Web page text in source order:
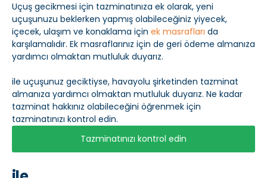
Uçuş gecikmesi için tazminatınıza ek olarak, yeni
uçuşunuzu beklerken yapmış olabileceğiniz yiyecek,
içecek, ulaşım ve konaklama için ek masrafları da
karşılamalıdır. Ek masraflarınız için de geri ödeme almanıza
yardımcı olmaktan mutluluk duyarız.
ile uçuşunuz geciktiyse, havayolu şirketinden tazminat
almanıza yardımcı olmaktan mutluluk duyarız. Ne kadar
tazminat hakkınız olabileceğini öğrenmek için
tazminatınızı kontrol edin.
Tazminatınızı kontrol edin